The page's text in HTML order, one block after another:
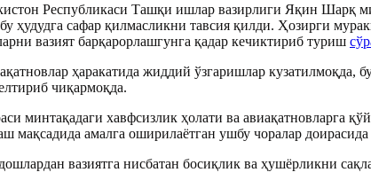
Республикаси Ташқи ишлар вазирлиги Яқин Шарқ
ҳудудга сафар қилмасликни тавсия қилди. Ҳозирги
вазият барқарорлашгунга қадар кечиктириб туриш
ҳаракатида жиддий ўзгаришлар
чиқармоқда.
минтақадаги хавфсизлик ҳолати ва авиақатновларга
мақсадида амалга оширилаётган ушбу чоралар
вазиятга нисбатан босиқлик ва ҳушёрликни